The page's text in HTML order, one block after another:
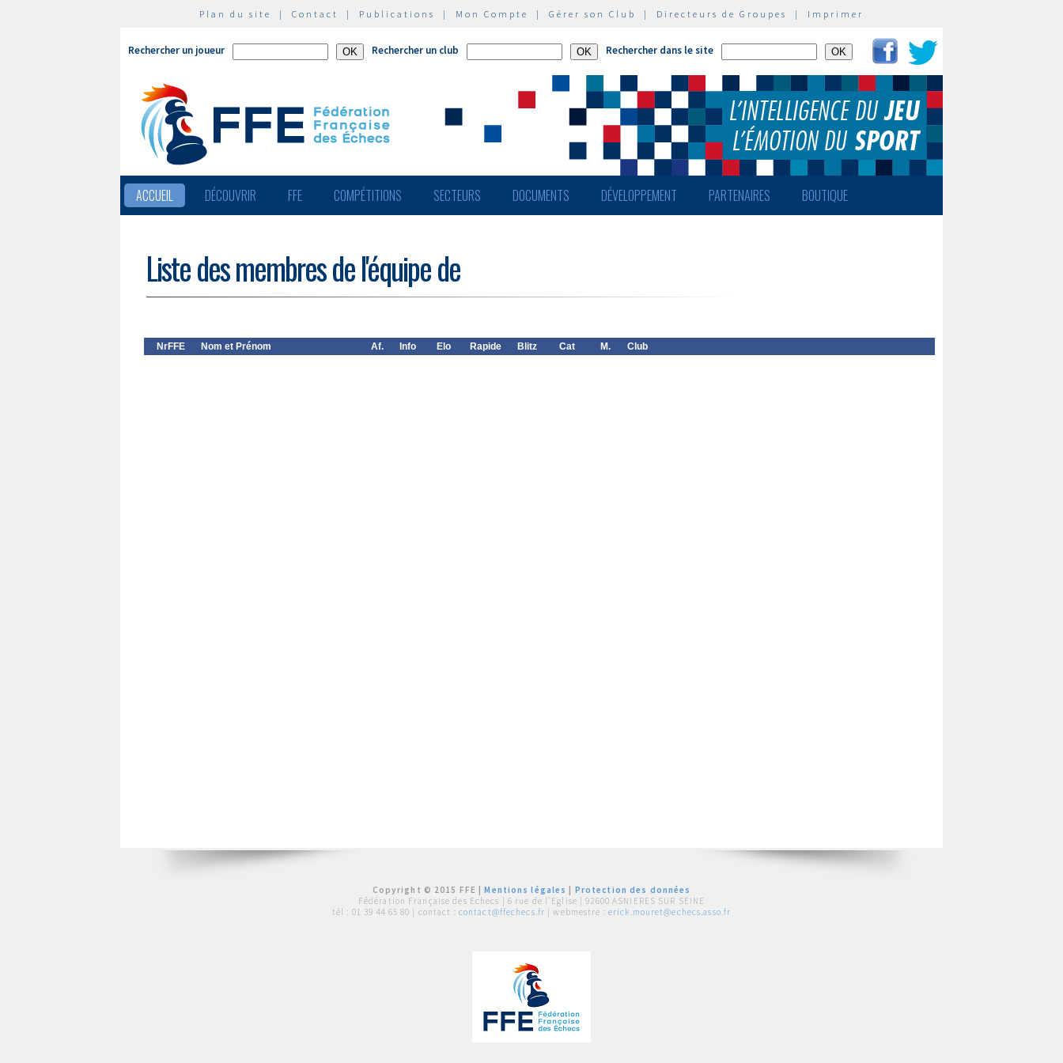
Plan du site | Contact | Publications | Mon Compte | Gérer son Club | Directeurs de Groupes | Imprimer
Rechercher un joueur Rechercher un club Rechercher dans le site
ACCUEIL DÉCOUVRIR FFE COMPÉTITIONS SECTEURS DOCUMENTS DÉVELOPPEMENT PARTENAIRES BOUTIQUE
Liste des membres de l'équipe de
NrFFE Nom et Prénom Af. Info Elo Rapide Blitz Cat M. Club
Copyright © 2015 FFE |Mentions légales
Protection des données
Fédération Française des Echecs | 6 rue de l'Eglise | 92600 ASNIERES SUR SEINE
tél : 01 39 44 65 80 | contact : contact@ffechecs.fr | webmestre : erick.mouret@echecs.asso.fr